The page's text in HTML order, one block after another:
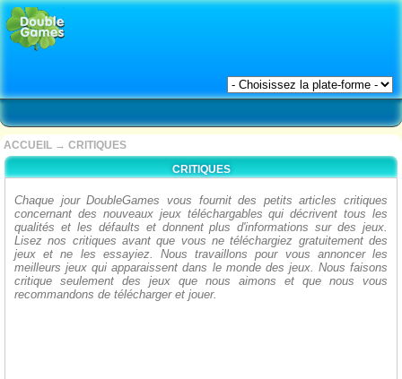
ACCUEIL → CRITIQUES
CRITIQUES
Chaque jour DoubleGames vous fournit des petits articles critiques
concernant des nouveaux jeux téléchargables qui décrivent tous les
qualités et les défaults et donnent plus d'informations sur des jeux.
Lisez nos critiques avant que vous ne téléchargiez gratuitement des
jeux et ne les essayiez. Nous travaillons pour vous annoncer les
meilleurs jeux qui apparaissent dans le monde des jeux. Nous faisons
critique seulement des jeux que nous aimons et que nous vous
recommandons de télécharger et jouer.